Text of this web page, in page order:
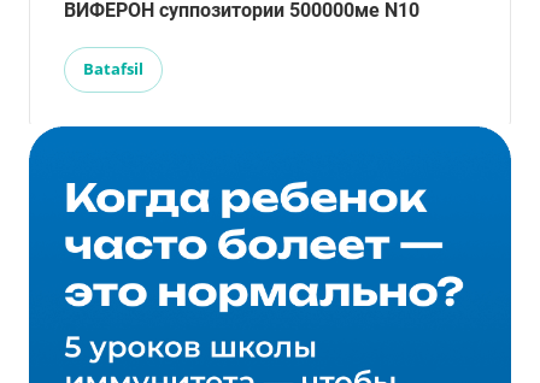
ВИФЕРОН суппозитории 500000ме N10
Batafsil